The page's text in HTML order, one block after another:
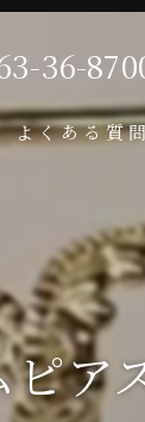
36-
よくある質
ア